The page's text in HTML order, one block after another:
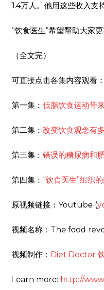
1.4万人。他用这些收入支
“饮食医生”希望帮助大家
（全文完）
可直接点击各集内容观看：
第一集： 低脂饮食运动带
第二集： 改变饮食观念有
第三集： 错误的糖尿病和
第四集： “饮食医生”组织
原视频链接：Youtube (
视频名称：The food
视频制作： Diet Doctor
Learn more: http://